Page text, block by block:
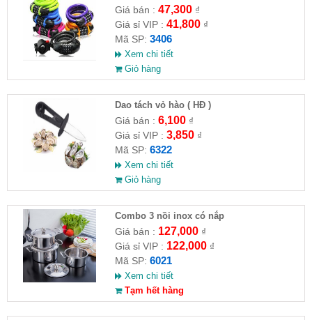
Giá bán : 47,300₫
Giá sỉ VIP : 41,800₫
Mã SP: 3406
Xem chi tiết
Giỏ hàng
Dao tách vỏ hào ( HĐ )
Giá bán : 6,100₫
Giá sỉ VIP : 3,850₫
Mã SP: 6322
Xem chi tiết
Giỏ hàng
Combo 3 nồi inox có nắp
Giá bán : 127,000₫
Giá sỉ VIP : 122,000₫
Mã SP: 6021
Xem chi tiết
Tạm hết hàng